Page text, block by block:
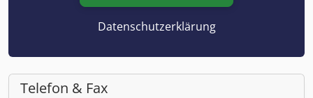
Datenschutzerklärung
Telefon & Fax